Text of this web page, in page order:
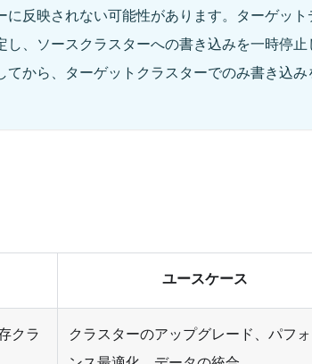
反映されない可能性があります。ターゲット
、ソースクラスターへの書き込みを一時停止
から、ターゲットクラスターでのみ書き込み
ユースケース
クラ
クラスターのアップグレード、パフ